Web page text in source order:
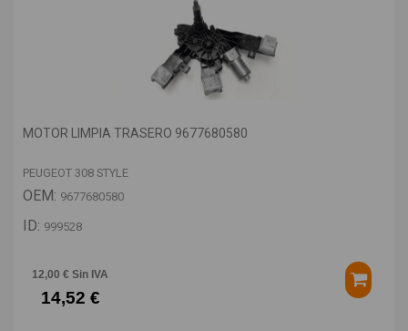
MOTOR LIMPIA TRASERO 9677680580
PEUGEOT 308 STYLE
OEM: 9677680580
ID: 999528
12,00 € Sin IVA
14,52 €